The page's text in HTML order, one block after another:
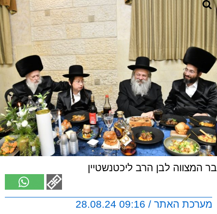
בר המצווה לבן הרב ליכטנשטיין
מערכת האתר / 09:16 28.08.24